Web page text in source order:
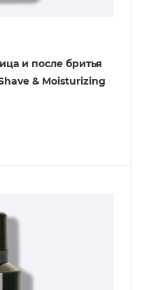
и после бритья
& Moisturizing